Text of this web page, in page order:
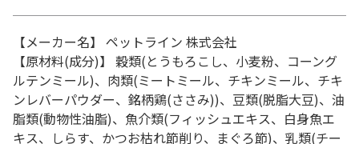
【メーカー名】 ペットライン 株式会社
【原材料(成分)】 穀類(とうもろこし、小麦粉、コーング
ルテンミール)、肉類(ミートミール、チキンミール、チキ
ンレバーパウダー、銘柄鶏(ささみ))、豆類(脱脂大豆)、油
脂類(動物性油脂)、魚介類(フィッシュエキス、白身魚エ
キス、しらす、かつお枯れ節削り、まぐろ節)、乳類(チー